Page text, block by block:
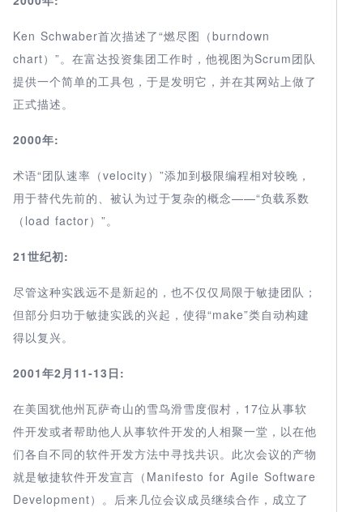
Ken Schwaber首次描述了“燃尽图（burndown
chart）”。在富达投资集团工作时，他视图为Scrum团队
提供一个简单的工具包，于是发明它，并在其网站上做了
正式描述。
2000年:
术语“团队速率（velocity）”添加到极限编程相对较晚，
用于替代先前的、被认为过于复杂的概念——“负载系数
（load factor）”。
21世纪初:
尽管这种实践远不是新起的，也不仅仅局限于敏捷团队；
但部分归功于敏捷实践的兴起，使得“make”类自动构建
得以复兴。
2001年2月11-13日:
在美国犹他州瓦萨奇山的雪鸟滑雪度假村，17位从事软
件开发或者帮助他人从事软件开发的人相聚一堂，以在他
们各自不同的软件开发方法中寻找共识。此次会议的产物
就是敏捷软件开发宣言（Manifesto for Agile Software
Development）。后来几位会议成员继续合作，成立了